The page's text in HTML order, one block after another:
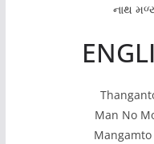
નાથ
Man No